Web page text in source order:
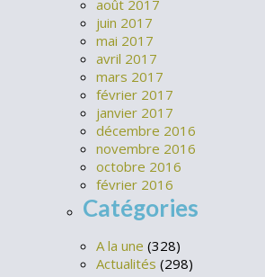
août 2017
juin 2017
mai 2017
avril 2017
mars 2017
février 2017
janvier 2017
décembre 2016
novembre 2016
octobre 2016
février 2016
Catégories
A la une (328)
Actualités (298)